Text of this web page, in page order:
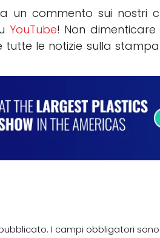
un commento sui nostri
YouTube! Non
tutte le notizie sulla
I campi obbligatori